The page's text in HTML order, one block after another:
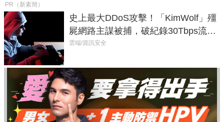
PR（新素簡）
史上最大DDoS攻擊！「KimWolf」殭
屍網路主謀被捕，破紀錄30Tbps流量
癱瘓全球！
雲端/資訊安全